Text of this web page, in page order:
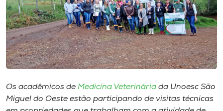
Rádio
Museu
Unoesc
Store
Os acadêmicos de Medicina Veterinária da Unoesc São
Miguel do Oeste estão participando de visitas técnicas